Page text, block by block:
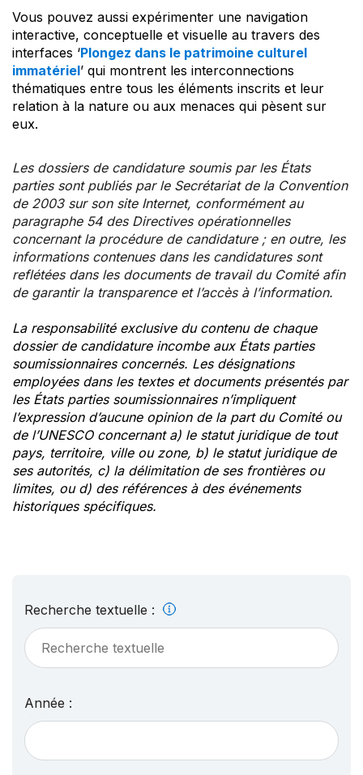
Vous pouvez aussi expérimenter une navigation
interactive, conceptuelle et visuelle au travers des
interfaces ‘Plongez dans le patrimoine culturel
immatériel’ qui montrent les interconnections
thématiques entre tous les éléments inscrits et leur
relation à la nature ou aux menaces qui pèsent sur
eux.
Les dossiers de candidature soumis par les États
parties sont publiés par le Secrétariat de la Convention
de 2003 sur son site Internet, conformément au
paragraphe 54 des Directives opérationnelles
concernant la procédure de candidature ; en outre, les
informations contenues dans les candidatures sont
reflétées dans les documents de travail du Comité afin
de garantir la transparence et l’accès à l’information.
La responsabilité exclusive du contenu de chaque
dossier de candidature incombe aux États parties
soumissionnaires concernés. Les désignations
employées dans les textes et documents présentés par
les États parties soumissionnaires n’impliquent
l’expression d’aucune opinion de la part du Comité ou
de l’UNESCO concernant a) le statut juridique de tout
pays, territoire, ville ou zone, b) le statut juridique de
ses autorités, c) la délimitation de ses frontières ou
limites, ou d) des références à des événements
historiques spécifiques.
Recherche textuelle :
Année :